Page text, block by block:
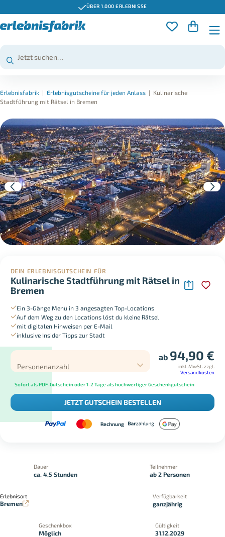
ÜBER 1.000 ERLEBNISSE
Erlebnisfabrik | Erlebnisgutscheine für jeden Anlass | Kulinarische
Stadtführung mit Rätsel in Bremen
DEIN ERLEBNISGUTSCHEIN FÜR
Kulinarische Stadtführung mit Rätsel in
Bremen
Ein 3-Gänge Menü in 3 angesagten Top-Locations
Auf dem Weg zu den Locations löst du kleine Rätsel
mit digitalen Hinweisen per E-Mail
inklusive Insider Tipps zur Stadt
Personenanzahl
ab 94,90 €
inkl. MwSt. zzgl.
Versandkosten
Sofort als PDF-Gutschein oder 1-2 Tage als hochwertiger Geschenkgutschein
JETZT GUTSCHEIN BESTELLEN
Rechnung
Dauer
ca. 4,5 Stunden
Teilnehmer
ab 2 Personen
Erlebnisort
Bremen
Verfügbarkeit
ganzjährig
Geschenkbox
Möglich
Gültigkeit
31.12.2029